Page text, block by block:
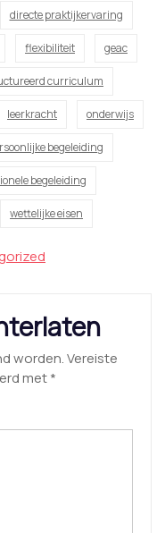
directe praktijkervaring
flexibiliteit geac
curriculum
leerkracht onderwijs
begeleiding
begeleiding
wettelijke eisen
worden.Vereiste
met*